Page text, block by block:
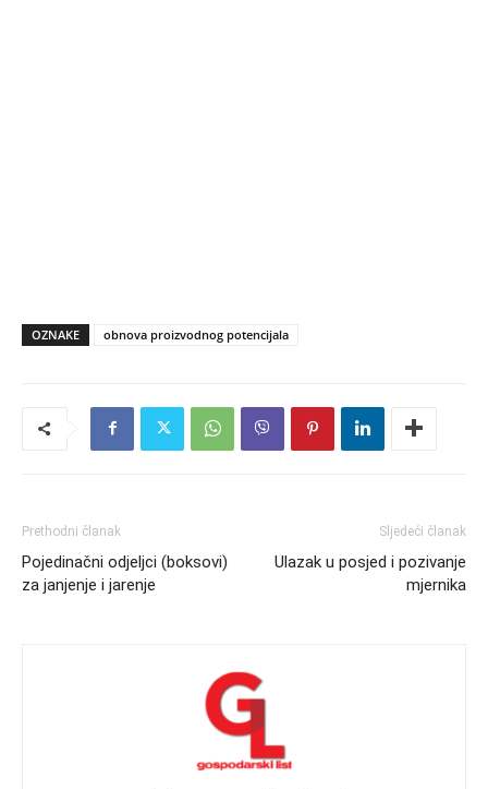
OZNAKE obnova proizvodnog potencijala
Prethodni članak
Pojedinačni odjeljci (boksovi)
za janjenje i jarenje
Sljedeći članak
Ulazak u posjed i pozivanje
mjernika